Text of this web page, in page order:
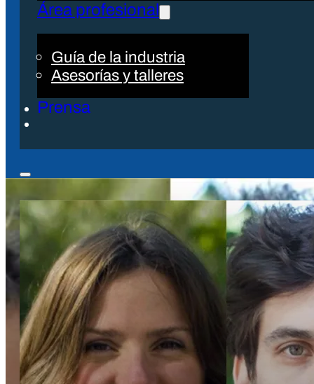
Área profesional
Guía de la industria
Asesorías y talleres
Prensa